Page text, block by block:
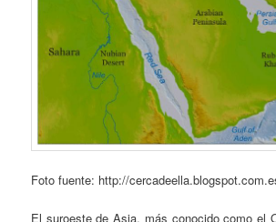
Foto fuente: http://
El suroeste de Asia, más conocido como el